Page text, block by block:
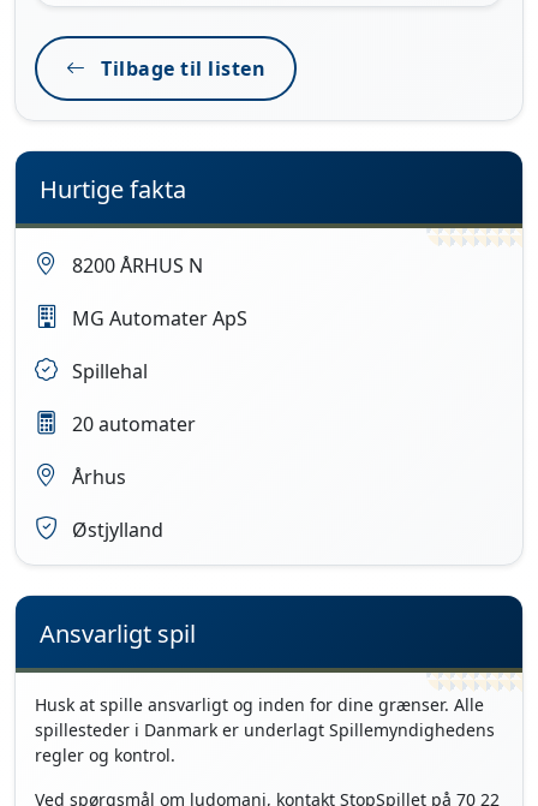
Tilbage til listen
Hurtige fakta
8200 ÅRHUS N
MG Automater ApS
Spillehal
20 automater
Århus
Østjylland
Ansvarligt spil
Husk at spille ansvarligt og inden for dine grænser. Alle
spillesteder i Danmark er underlagt Spillemyndighedens
regler og kontrol.
Ved spørgsmål om ludomani, kontakt StopSpillet på 70 22